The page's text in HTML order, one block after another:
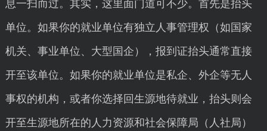
息一扫而过。其实，这里面门道可不少。首先是抬头
单位。如果你的就业单位有独立人事管理权（如国家
机关、事业单位、大型国企），报到证抬头通常直接
开至该单位。如果你的就业单位是私企、外企等无人
事权的机构，或者你选择回生源地待就业，抬头则会
开至生源地所在的人力资源和社会保障局（人社局）